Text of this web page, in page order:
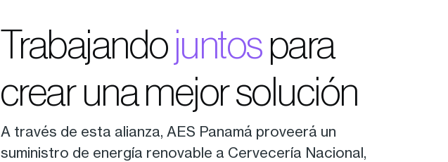
Trabajandojuntospara
crear una mejor solución
A través de esta alianza, AES Panamá proveerá un
suministro de energía renovable a Cervecería Nacional,